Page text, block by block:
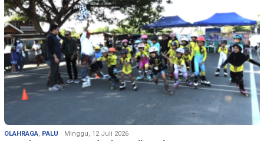
OLAHRAGA PALU Minggu, 12 Juli 2026